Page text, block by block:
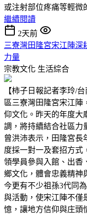
或注射部位疼痛等輕微
繼續閱讀
2天前
三寮灣田隆宮宋江陣深
力量
宗教文化 生活綜合
【柿子日報記者李玲/
區三寮灣田隆宮宋江陣
仰文化。昨天的年度大
調，將持續結合社區力
曾洪沛表示，田隆宮長
度採一對一及套招方式
領學員參與入館、出香
鄉文化，體會忠義精神
今更有不少祖孫3代同
與活動，使宋江陣不僅
憶，讓地方信仰與庄頭